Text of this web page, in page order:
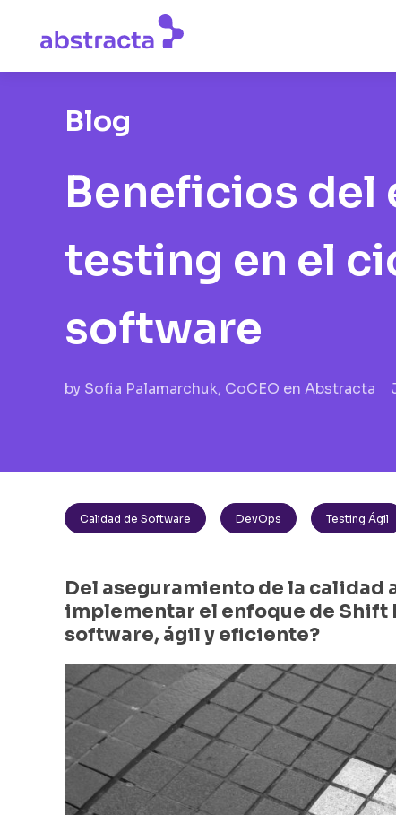
Blog
Beneficios
testing en el
software
by Sofia Palamarchuk, CoCEO en Abstracta
Calidad de Software DevOps Testing Ágil
Del aseguramiento de la calidad
implementar el enfoque de Shift
software, ágil y eficiente?